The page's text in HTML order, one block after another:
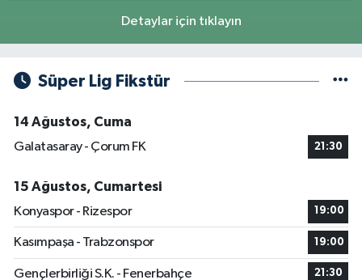
Detaylar için tıklayın
Süper Lig Fikstür
14 Ağustos, Cuma
Galatasaray - Çorum FK
21:30
15 Ağustos, Cumartesi
Konyaspor - Rizespor
19:00
Kasımpaşa - Trabzonspor 19:00
Gençlerbirliği S.K. - Fenerbahçe 21:30